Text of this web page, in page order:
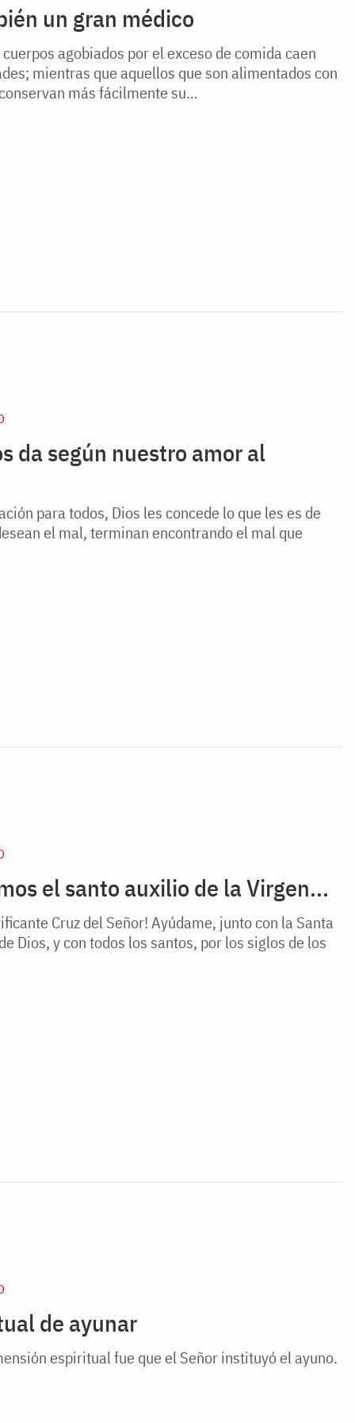
un gran médico
agobiados por el exceso de comida caen
mientras que aquellos que son alimentados con
más fácilmente su…
da según nuestro amor al
para todos, Dios les concede lo que les es de
el mal, terminan encontrando el mal que
el santo auxilio de la Virgen...
Cruz del Señor! Ayúdame, junto con la Santa
Dios, y con todos los santos, por los siglos de los
de ayunar
espiritual fue que el Señor instituyó el ayuno.